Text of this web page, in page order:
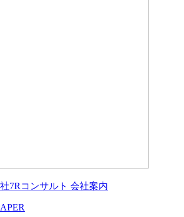
7Rコンサルト 会社案内